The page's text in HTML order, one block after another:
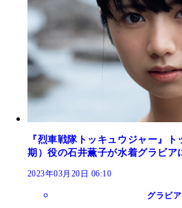
『烈車戦隊トッキュウジャー』
期）役の石井薫子が水着グラビア
2023年03月20日 06:10
グラビ